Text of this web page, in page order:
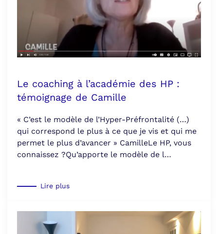
Le coaching à l’académie des HP :
témoignage de Camille
« C’est le modèle de l’Hyper-Préfrontalité (…)
qui correspond le plus à ce que je vis et qui me
permet le plus d’avancer » CamilleLe HP, vous
connaissez ?Qu’apporte le modèle de l…
Lire plus